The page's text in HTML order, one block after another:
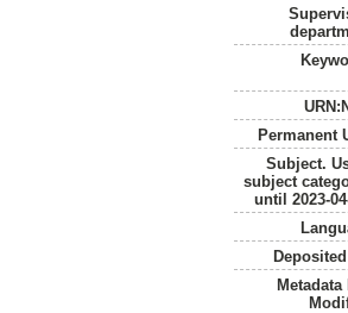
Permanent
Subject.
subject
until 2023-
Metadata